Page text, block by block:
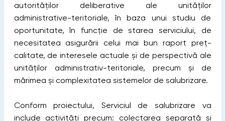
autorităților deliberative ale unităților
administrative-teritoriale, în baza unui studiu de
oportunitate, în funcţie de starea serviciului, de
necesitatea asigurării celui mai bun raport preţ-
calitate, de interesele actuale şi de perspectivă ale
unităţilor administrativ-teritoriale, precum şi de
mărimea şi complexitatea sistemelor de salubrizare.
Conform proiectului, Serviciul de salubrizare va
include activități precum: colectarea separată și